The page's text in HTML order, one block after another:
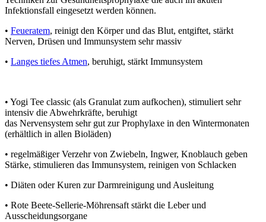
Infektionsfall eingesetzt werden können.
• Feueratem, reinigt den Körper und das Blut, entgiftet, stärkt
Nerven, Drüsen und Immunsystem sehr massiv
• Langes tiefes Atmen, beruhigt, stärkt Immunsystem
• Yogi Tee classic (als Granulat zum aufkochen), stimuliert sehr
intensiv die Abwehrkräfte, beruhigt
das Nervensystem sehr gut zur Prophylaxe in den Wintermonaten
(erhältlich in allen Bioläden)
• regelmäßiger Verzehr von Zwiebeln, Ingwer, Knoblauch geben
Stärke, stimulieren das Immunsystem, reinigen von Schlacken
• Diäten oder Kuren zur Darmreinigung und Ausleitung
• Rote Beete-Sellerie-Möhrensaft stärkt die Leber und
Ausscheidungsorgane